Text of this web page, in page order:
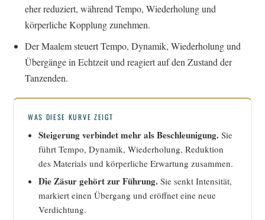
eher reduziert, während Tempo, Wiederholung und
körperliche Kopplung zunehmen.
Der Maalem steuert Tempo, Dynamik, Wiederholung und
Übergänge in Echtzeit und reagiert auf den Zustand der
Tanzenden.
WAS DIESE KURVE ZEIGT
Steigerung verbindet mehr als Beschleunigung. Sie
führt Tempo, Dynamik, Wiederholung, Reduktion
des Materials und körperliche Erwartung zusammen.
Die Zäsur gehört zur Führung. Sie senkt Intensität,
markiert einen Übergang und eröffnet eine neue
Verdichtung.